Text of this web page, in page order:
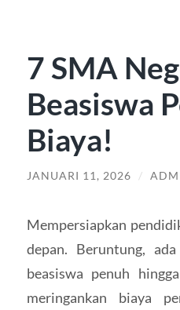
7 SMA
Beasiswa
Biaya!
JANUARI 11, 2026 /
Mempersiapkan
depan. Beruntung,
beasiswa penuh
meringankan biaya